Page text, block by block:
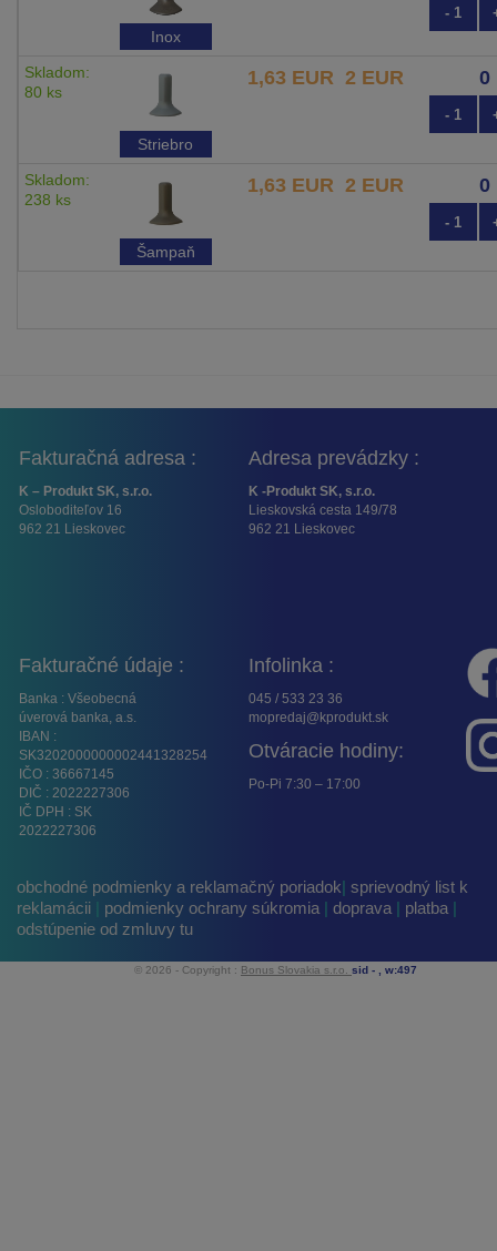
Inox
- 1
Skladom:
80 ks
Striebro
1,63 EUR 2 EUR
- 1
Skladom:
238 ks
Šampaň
1,63 EUR 2 EUR
- 1
Fakturačná adresa :
K – Produkt SK, s.r.o.
Osloboditeľov 16
962 21 Lieskovec
Adresa prevádzky :
K -Produkt SK, s.r.o.
Lieskovská cesta 149/78
962 21 Lieskovec
Fakturačné údaje :
Banka : Všeobecná
úverová banka, a.s.
IBAN :
SK3202000000002441328254
IČO : 36667145
DIČ : 2022227306
IČ DPH : SK
2022227306
Infolinka :
045 / 533 23 36
mopredaj@kprodukt.sk
Otváracie hodiny:
Po-Pi 7:30 – 17:00
obchodné podmienky a reklamačný poriadok| sprievodný list k
reklamácii
podmienky ochrany súkromia | doprava | platba |
odstúpenie od zmluvy tu
© 2026 - Copyright : Bonus Slovakia s.r.o. sid - , w:497